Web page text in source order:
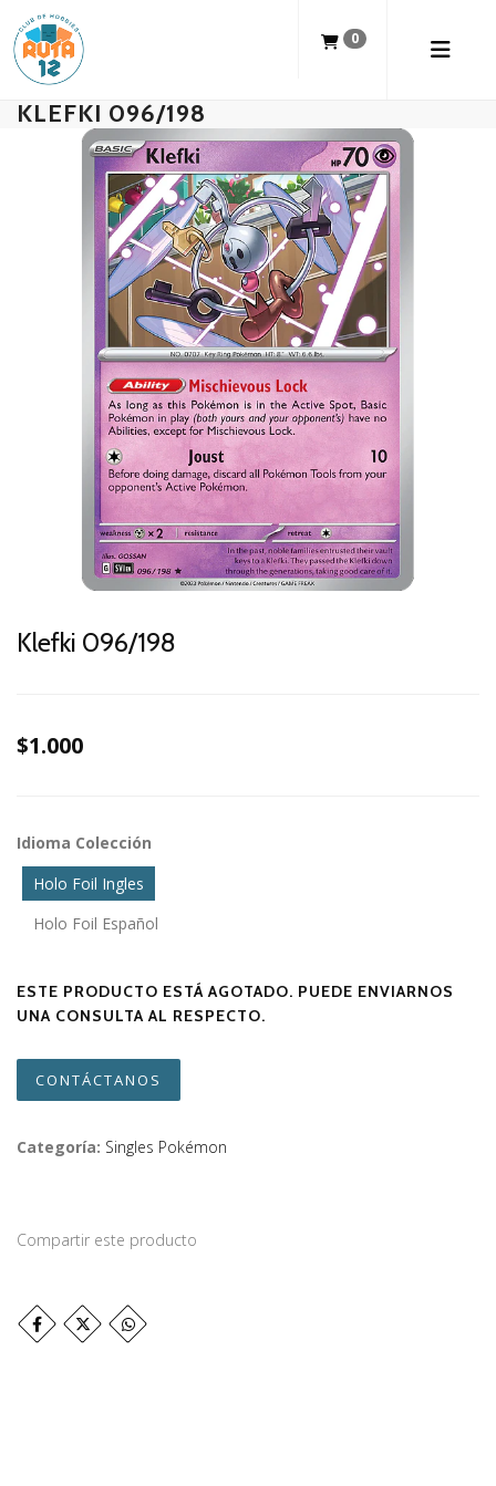
0
KLEFKI 096/198
Klefki 096/198
$1.000
Idioma Colección
Holo Foil Ingles
Holo Foil Español
ESTE PRODUCTO ESTÁ AGOTADO. PUEDE ENVIARNOS
UNA CONSULTA AL RESPECTO.
CONTÁCTANOS
Categoría: Singles Pokémon
Compartir este producto